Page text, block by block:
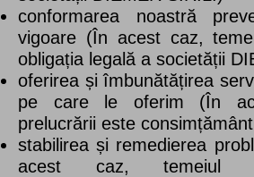
conformarea noastră
vigoare (În acest caz,
obligația legală a societății
oferirea și îmbunătățirea
pe care le oferim (În
prelucrării este
stabilirea și remedierea
acest caz, temeiul